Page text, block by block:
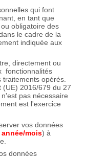
qui font
en tant que
obligatoire des
le cadre de la
indiquée aux
directement ou
fonctionnalités
traitements opérés.
(UE) 2016/679 du 27
pas nécessaire
est l'exercice
vos données
année/mois) à
données